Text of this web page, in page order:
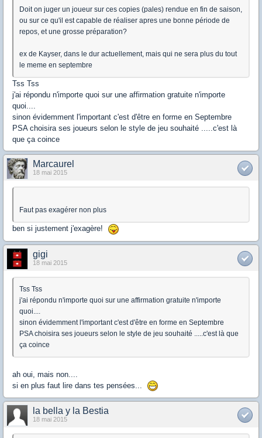
Doit on juger un joueur sur ces copies (pales) rendue en fin de saison,
ou sur ce qu'il est capable de réaliser apres une bonne période de
repos, et une grosse préparation?
ex de Kayser, dans le dur actuellement, mais qui ne sera plus du tout
le meme en septembre
Tss Tss
j'ai répondu n'importe quoi sur une affirmation gratuite n'importe
quoi....
sinon évidemment l'important c'est d'être en forme en Septembre
PSA choisira ses joueurs selon le style de jeu souhaité .....c'est là
que ça coince
Marcaurel
18 mai 2015
Faut pas exagérer non plus
ben si justement j'exagère!
gigi
18 mai 2015
Tss Tss
j'ai répondu n'importe quoi sur une affirmation gratuite n'importe
quoi....
sinon évidemment l'important c'est d'être en forme en Septembre
PSA choisira ses joueurs selon le style de jeu souhaité .....c'est là que
ça coince
ah oui, mais non....
si en plus faut lire dans tes pensées...
la bella y la Bestia
18 mai 2015